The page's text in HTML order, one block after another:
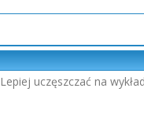
Lepiej uczęszczać na